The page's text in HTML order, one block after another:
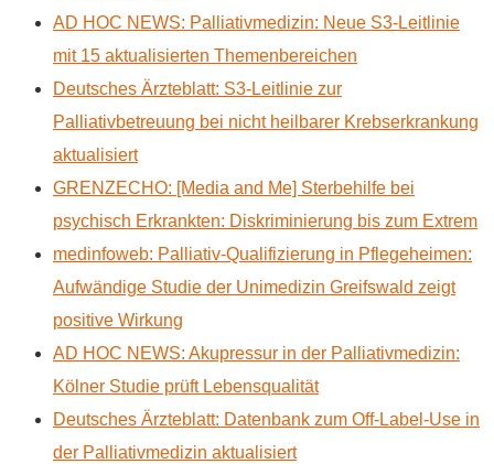
AD HOC NEWS: Palliativmedizin: Neue S3-Leitlinie
mit 15 aktualisierten Themenbereichen
Deutsches Ärzteblatt: S3-Leitlinie zur
Palliativbetreuung bei nicht heilbarer Krebserkrankung
aktualisiert
GRENZECHO: [Media and Me] Sterbehilfe bei
psychisch Erkrankten: Diskriminierung bis zum Extrem
medinfoweb: Palliativ-Qualifizierung in Pflegeheimen:
Aufwändige Studie der Unimedizin Greifswald zeigt
positive Wirkung
AD HOC NEWS: Akupressur in der Palliativmedizin:
Kölner Studie prüft Lebensqualität
Deutsches Ärzteblatt: Datenbank zum Off-Label-Use in
der Palliativmedizin aktualisiert